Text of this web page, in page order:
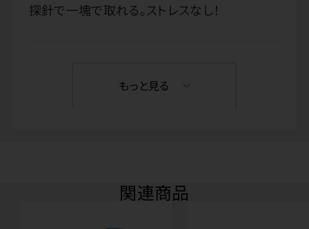
探針で一塊で取れる。ストレスなし！
もっと見る
関連商品